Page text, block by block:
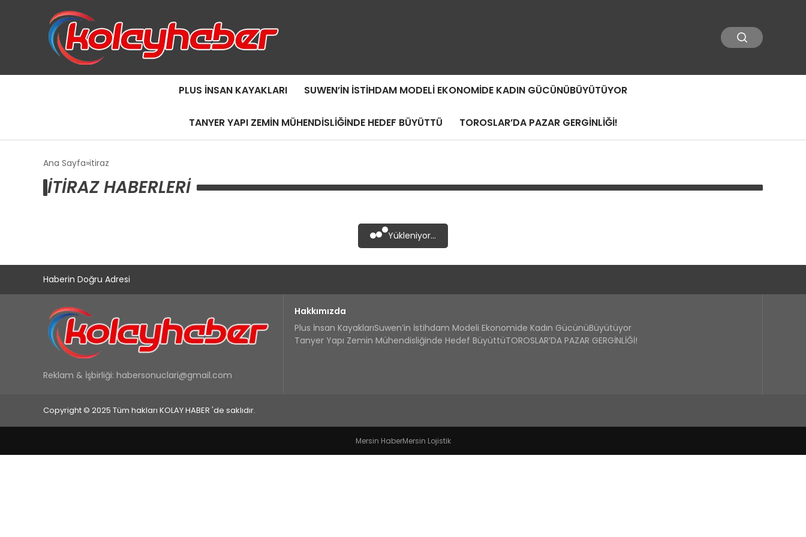
PLUS İNSAN KAYAKLARI SUWEN’IN İSTIHDAM MODELI EKONOMIDE KADIN GÜCÜNÜBÜYÜTÜYOR
TANYER YAPI ZEMIN MÜHENDISLIĞINDE HEDEF BÜYÜTTÜ TOROSLAR’DA PAZAR GERGİNLİĞİ!
Ana Sayfa itiraz
ITIRAZ HABERLERI
Yükleniyor...
Haberin Doğru Adresi
Reklam & İşbirliği: habersonuclari@gmail.com
Hakkımızda
Plus İnsan KayaklarıSuwen’in İstihdam Modeli Ekonomide Kadın GücünüBüyütüyor
Tanyer Yapı Zemin Mühendisliğinde Hedef BüyüttüTOROSLAR’DA PAZAR GERGİNLİĞİ!
Copyright © 2025 Tüm hakları KOLAY HABER 'de saklıdır.
Mersin HaberMersin Lojistik